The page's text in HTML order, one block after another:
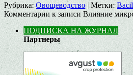
Рубрика: Овощеводство | Метки:
Комментарии к записи Влияние
ПОДПИСКА НА ЖУРНАЛ
Партнеры